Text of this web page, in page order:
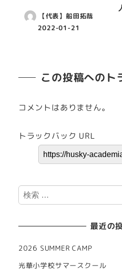
【代表】船田拓哉
2022-01-21
この投稿へのト
コメントはありません。
トラックバック URL
検
索
最近の
2026 SUMMER CAMP
光華小学校サマースクール